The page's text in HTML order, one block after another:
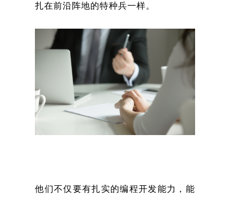
扎在前沿阵地的特种兵一样。
他们不仅要有扎实的编程开发能力，能